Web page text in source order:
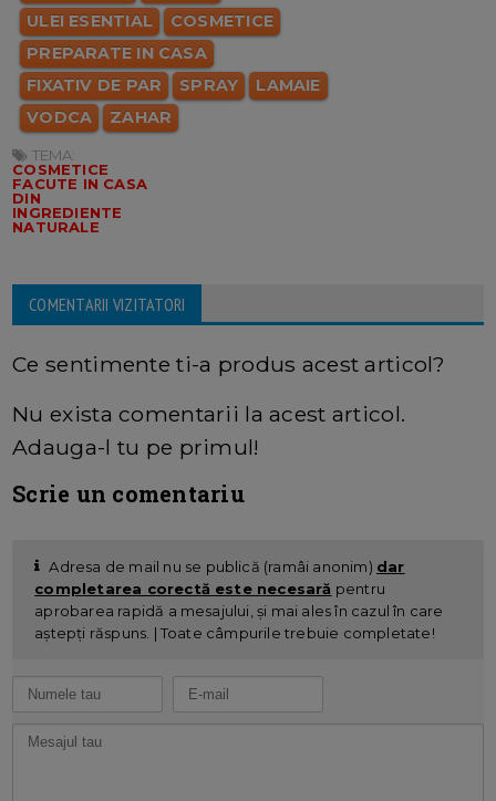
ULEI ESENTIAL
COSMETICE
PREPARATE IN CASA
FIXATIV DE PAR
SPRAY
LAMAIE
VODCA
ZAHAR
TEMA:
COSMETICE
FACUTE IN CASA
DIN
INGREDIENTE
NATURALE
COMENTARII VIZITATORI
Ce sentimente ti-a produs acest articol?
Nu exista comentarii la acest articol.
Adauga-l tu pe primul!
Scrie un comentariu
Adresa de mail nu se publică (ramâi anonim) dar
completarea corectă este necesară pentru
aprobarea rapidă a mesajului, și mai ales în cazul în care
aștepți răspuns. | Toate câmpurile trebuie completate!